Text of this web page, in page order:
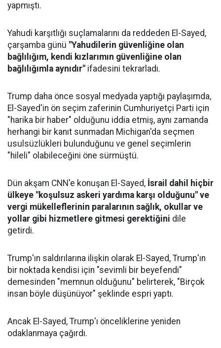
yapmıştı.
Yahudi karşıtlığı suçlamalarını da reddeden El-Sayed,
çarşamba günü "Yahudilerin güvenliğine olan
bağlılığım, kendi kızlarımın güvenliğine olan
bağlılığımla aynıdır" ifadesini tekrarladı.
Trump daha önce sosyal medyada yaptığı paylaşımda,
El-Sayed'in ön seçim zaferinin Cumhuriyetçi Parti için
"harika bir haber" olduğunu iddia etmiş, aynı zamanda
herhangi bir kanıt sunmadan Michigan'da seçmen
usulsüzlükleri bulunduğunu ve genel seçimlerin
"hileli" olabileceğini öne sürmüştü.
Dün akşam CNN'e konuşan El-Sayed, İsrail dahil hiçbir
ülkeye "koşulsuz askeri yardıma karşı olduğunu" ve
vergi mükelleflerinin paralarının sağlık, okullar ve
yollar gibi hizmetlere gitmesi gerektiğini dile
getirdi.
Trump'ın saldırılarına ilişkin olarak El-Sayed, Trump'ın
bir noktada kendisi için "sevimli bir beyefendi"
demesinden "memnun olduğunu" belirterek, "Birçok
insan böyle düşünüyor" şeklinde espri yaptı.
Ancak El-Sayed, Trump'ı önceliklerine yeniden
odaklanmaya çağırdı.